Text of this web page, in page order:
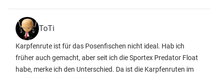
ToTi
Karpfenrute ist für das Posenfischen nicht ideal. Hab ich
früher auch gemacht, aber seit ich die Sportex Predator Float
habe, merke ich den Unterschied. Da ist die Karpfenruten im